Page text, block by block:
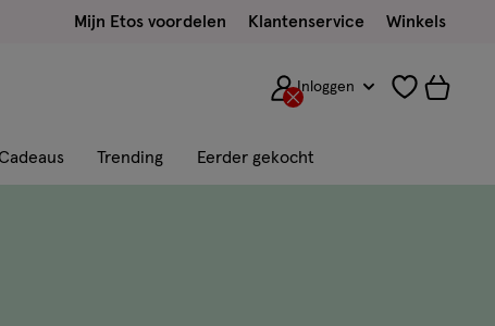
Mijn Etos voordelen Klantenservice Winkels
Inloggen
Cadeaus Trending Eerder gekocht